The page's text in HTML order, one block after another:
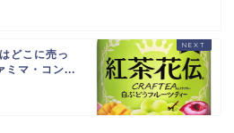
どこに売っ
ミマ・コン...